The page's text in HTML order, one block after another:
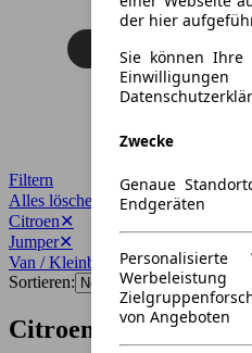
der hier
Sie können Ihre
Zwecke
Genaue
Endgeräten
von Angeboten
Filtern
Alles löschen
Citroen✕
Jumper✕
Van / Kleinbus
✕
Sortieren:
Citroen Jumper Van /